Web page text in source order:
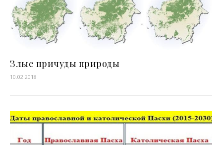
Злые причуды природы
10.02.2018